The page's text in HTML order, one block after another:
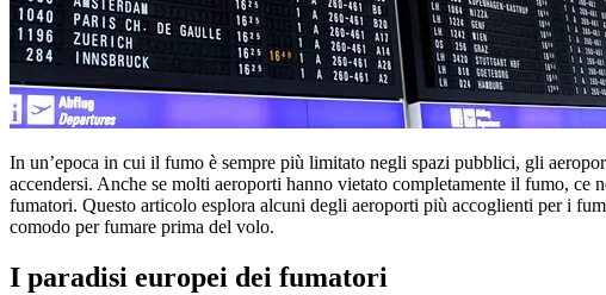
In un’epoca in cui il fumo è sempre più limitato negli spazi pubblici, gli
accendersi. Anche se molti aeroporti hanno vietato completamente il fumo, ce
fumatori. Questo articolo esplora alcuni degli aeroporti più accoglienti per i
comodo per fumare prima del volo.
I paradisi europei dei fumatori